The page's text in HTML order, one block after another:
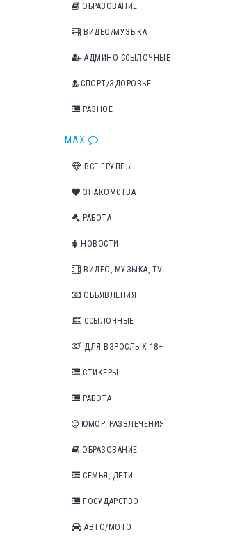
ОБРАЗОВАНИЕ
ВИДЕО/МУЗЫКА
АДМИНО-ССЫЛОЧНЫЕ
СПОРТ/ЗДОРОВЬЕ
РАЗНОЕ
MAX
ВСЕ ГРУППЫ
ЗНАКОМСТВА
РАБОТА
НОВОСТИ
ВИДЕО, МУЗЫКА, TV
ОБЪЯВЛЕНИЯ
ССЫЛОЧНЫЕ
ДЛЯ ВЗРОСЛЫХ 18+
СТИКЕРЫ
РАБОТА
ЮМОР, РАЗВЛЕЧЕНИЯ
ОБРАЗОВАНИЕ
СЕМЬЯ, ДЕТИ
ГОСУДАРСТВО
АВТО/МОТО